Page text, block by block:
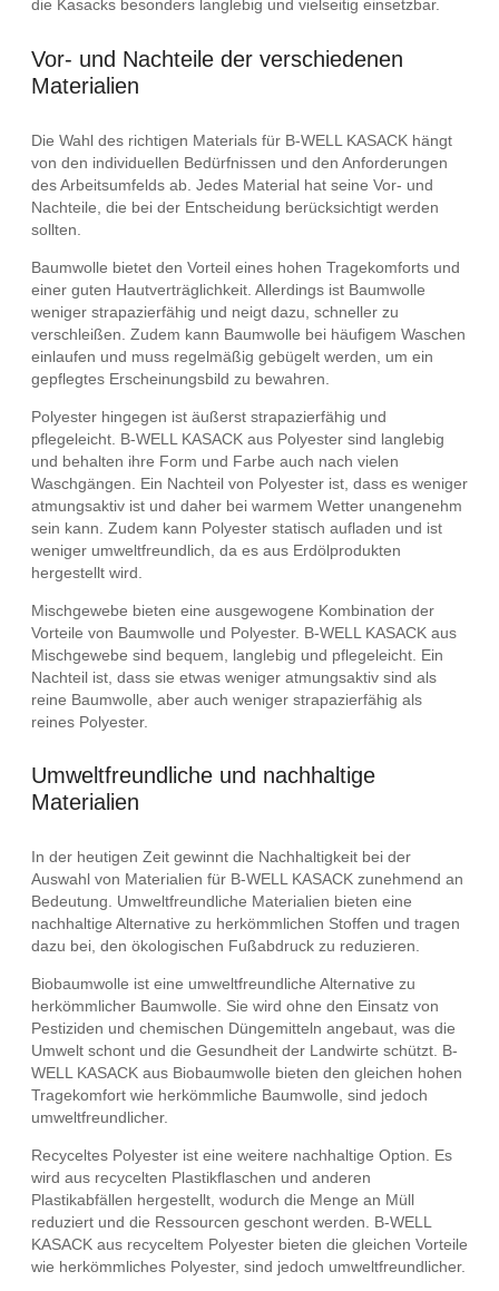
die Kasacks besonders langlebig und vielseitig einsetzbar.
Vor- und Nachteile der verschiedenen
Materialien
Die Wahl des richtigen Materials für B-WELL KASACK hängt
von den individuellen Bedürfnissen und den Anforderungen
des Arbeitsumfelds ab. Jedes Material hat seine Vor- und
Nachteile, die bei der Entscheidung berücksichtigt werden
sollten.
Baumwolle bietet den Vorteil eines hohen Tragekomforts und
einer guten Hautverträglichkeit. Allerdings ist Baumwolle
weniger strapazierfähig und neigt dazu, schneller zu
verschleißen. Zudem kann Baumwolle bei häufigem Waschen
einlaufen und muss regelmäßig gebügelt werden, um ein
gepflegtes Erscheinungsbild zu bewahren.
Polyester hingegen ist äußerst strapazierfähig und
pflegeleicht. B-WELL KASACK aus Polyester sind langlebig
und behalten ihre Form und Farbe auch nach vielen
Waschgängen. Ein Nachteil von Polyester ist, dass es weniger
atmungsaktiv ist und daher bei warmem Wetter unangenehm
sein kann. Zudem kann Polyester statisch aufladen und ist
weniger umweltfreundlich, da es aus Erdölprodukten
hergestellt wird.
Mischgewebe bieten eine ausgewogene Kombination der
Vorteile von Baumwolle und Polyester. B-WELL KASACK aus
Mischgewebe sind bequem, langlebig und pflegeleicht. Ein
Nachteil ist, dass sie etwas weniger atmungsaktiv sind als
reine Baumwolle, aber auch weniger strapazierfähig als
reines Polyester.
Umweltfreundliche und nachhaltige
Materialien
In der heutigen Zeit gewinnt die Nachhaltigkeit bei der
Auswahl von Materialien für B-WELL KASACK zunehmend an
Bedeutung. Umweltfreundliche Materialien bieten eine
nachhaltige Alternative zu herkömmlichen Stoffen und tragen
dazu bei, den ökologischen Fußabdruck zu reduzieren.
Biobaumwolle ist eine umweltfreundliche Alternative zu
herkömmlicher Baumwolle. Sie wird ohne den Einsatz von
Pestiziden und chemischen Düngemitteln angebaut, was die
Umwelt schont und die Gesundheit der Landwirte schützt. B-
WELL KASACK aus Biobaumwolle bieten den gleichen hohen
Tragekomfort wie herkömmliche Baumwolle, sind jedoch
umweltfreundlicher.
Recyceltes Polyester ist eine weitere nachhaltige Option. Es
wird aus recycelten Plastikflaschen und anderen
Plastikabfällen hergestellt, wodurch die Menge an Müll
reduziert und die Ressourcen geschont werden. B-WELL
KASACK aus recyceltem Polyester bieten die gleichen Vorteile
wie herkömmliches Polyester, sind jedoch umweltfreundlicher.